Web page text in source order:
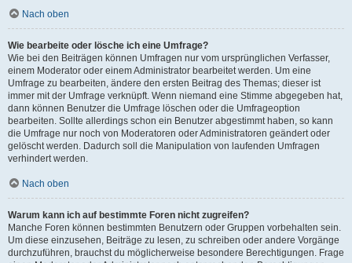
Nach oben
Wie bearbeite oder lösche ich eine Umfrage?
Wie bei den Beiträgen können Umfragen nur vom ursprünglichen Verfasser,
einem Moderator oder einem Administrator bearbeitet werden. Um eine
Umfrage zu bearbeiten, ändere den ersten Beitrag des Themas; dieser ist
immer mit der Umfrage verknüpft. Wenn niemand eine Stimme abgegeben hat,
dann können Benutzer die Umfrage löschen oder die Umfrageoption
bearbeiten. Sollte allerdings schon ein Benutzer abgestimmt haben, so kann
die Umfrage nur noch von Moderatoren oder Administratoren geändert oder
gelöscht werden. Dadurch soll die Manipulation von laufenden Umfragen
verhindert werden.
Nach oben
Warum kann ich auf bestimmte Foren nicht zugreifen?
Manche Foren können bestimmten Benutzern oder Gruppen vorbehalten sein.
Um diese einzusehen, Beiträge zu lesen, zu schreiben oder andere Vorgänge
durchzuführen, brauchst du möglicherweise besondere Berechtigungen. Frage